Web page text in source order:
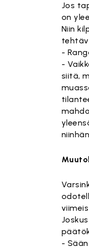
Jos
on
Niin
-
-
siitä,
-